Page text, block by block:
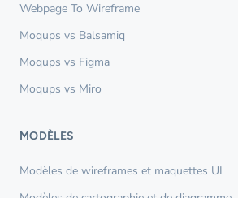
Webpage To Wireframe
Moqups vs Balsamiq
Moqups vs Figma
Moqups vs Miro
MODÈLES
Modèles de wireframes et maquettes UI